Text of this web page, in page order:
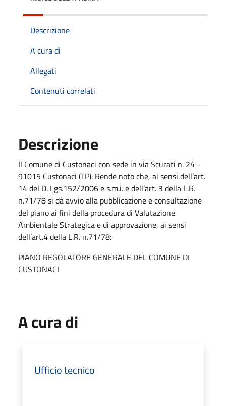
Descrizione
A cura di
Allegati
Contenuti correlati
Descrizione
Il Comune di Custonaci con sede in via Scurati n. 24 -
91015 Custonaci (TP): Rende noto che, ai sensi dell’art.
14 del D. Lgs.152/2006 e s.m.i. e dell’art. 3 della L.R.
n.71/78 si dà avvio alla pubblicazione e consultazione
del piano ai fini della procedura di Valutazione
Ambientale Strategica e di approvazione, ai sensi
dell’art.4 della L.R. n.71/78:
PIANO REGOLATORE GENERALE DEL COMUNE DI
CUSTONACI
A cura di
Ufficio tecnico